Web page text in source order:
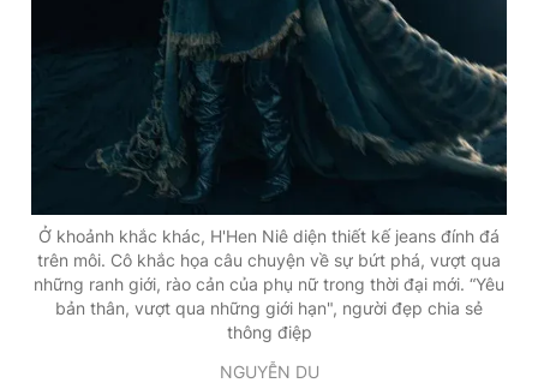
Ở khoảnh khắc khác, H'Hen Niê diện thiết kế jeans đính đá
trên môi. Cô khắc họa câu chuyện về sự bứt phá, vượt qua
những ranh giới, rào cản của phụ nữ trong thời đại mới. “Yêu
bản thân, vượt qua những giới hạn", người đẹp chia sẻ
thông điệp
NGUYỄN DU